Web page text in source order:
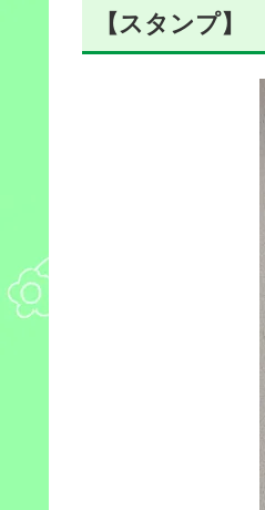
【スタンプ】